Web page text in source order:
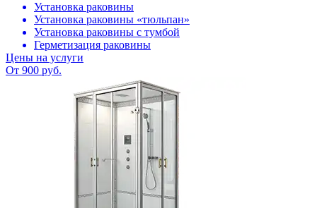
Установка раковины
Установка раковины «тюльпан»
Установка раковины с тумбой
Герметизация раковины
Цены на услуги
От 900 руб.